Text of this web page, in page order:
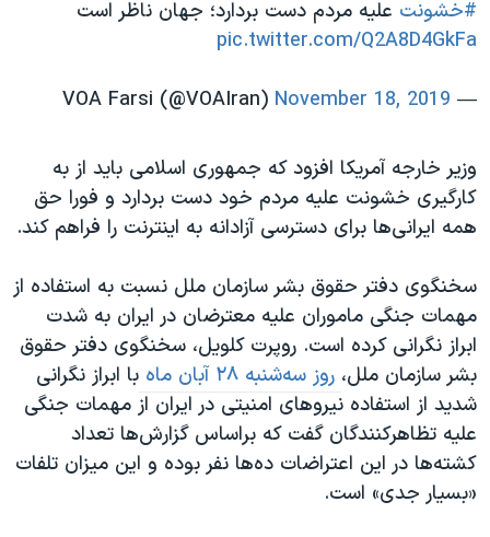
#خشونت علیه مردم دست بردارد؛ جهان ناظر است
pic.twitter.com/Q2A8D4GkFa
— VOA Farsi (@VOAIran)
November 18, 2019
وزیر خارجه آمریکا افزود که جمهوری اسلامی باید از به
کارگیری خشونت علیه مردم خود دست بردارد و فورا حق
همه ایرانی‌ها برای دسترسی آزادانه به اینترنت را فراهم کند.
سخنگوی دفتر حقوق بشر سازمان ملل نسبت به استفاده از
مهمات جنگی ماموران علیه معترضان در ایران به شدت
ابراز نگرانی کرده است. روپرت کلویل، سخنگوی دفتر حقوق
بشر سازمان ملل، روز سه‌شنبه ۲۸ آبان ماه
با ابراز نگرانی
شدید از استفاده نیروهای امنیتی در ایران از مهمات جنگی
علیه تظاهرکنندگان گفت که براساس گزارش‌ها تعداد
کشته‌ها در این اعتراضات ده‌ها نفر بوده و این میزان تلفات
«بسیار جدی» است.